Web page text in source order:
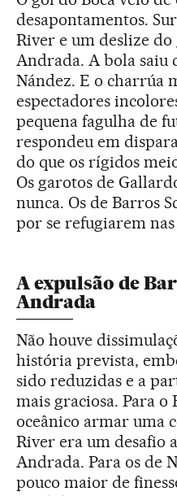
desapontamentos.
River e um deslize
Andrada. A bola saiu
Nández. E o charrúa
espectadores
pequena fagulha de
respondeu em
do que os rígidos
Os garotos de
nunca. Os de Barros
por se refugiarem nas
A expulsão de
Andrada
Não houve
história prevista,
sido reduzidas e a
mais graciosa. Para o
oceânico armar uma
River era um desafio
Andrada. Para os de
pouco maior de